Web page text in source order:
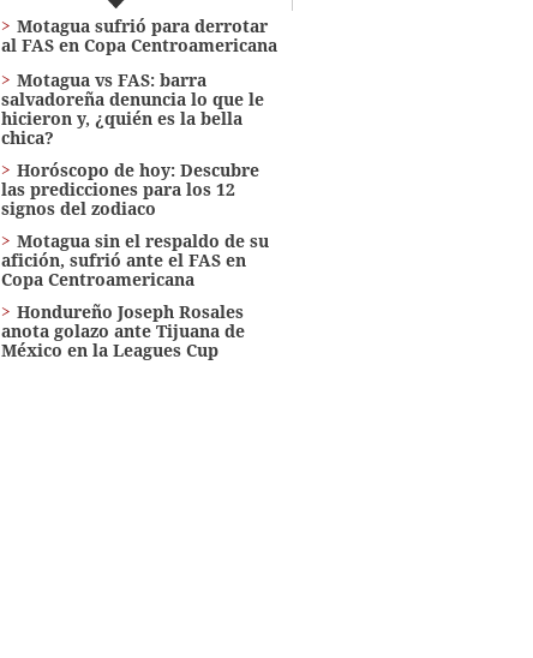
Motagua sufrió para derrotar
al FAS en Copa Centroamericana
Motagua vs FAS: barra
salvadoreña denuncia lo que le
hicieron y, ¿quién es la bella
chica?
Horóscopo de hoy: Descubre
las predicciones para los 12
signos del zodiaco
Motagua sin el respaldo de su
afición, sufrió ante el FAS en
Copa Centroamericana
Hondureño Joseph Rosales
anota golazo ante Tijuana de
México en la Leagues Cup